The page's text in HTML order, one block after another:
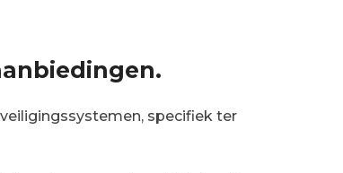
specifiek ter